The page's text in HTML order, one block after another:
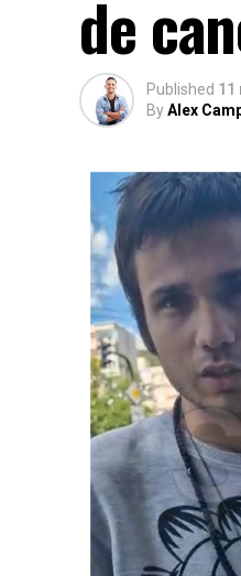
de
Published 11
ByAlex